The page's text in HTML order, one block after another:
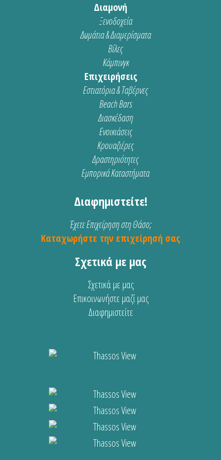
Διαμονή
Ξενοδοχεία
Δωμάτια & Διαμερίσματα
Βίλες
Κάμπινγκ
Επιχειρήσεις
Εστιατόρια & Ταβέρνες
Beach Bars
Διασκέδαση
Ενοικιάσεις
Κρουαζιέρες
Δραστηριότητες
Εμπορικά Καταστήματα
Διαφημιστείτε!
Έχετε Επιχείρηση στη Θάσο;
Καταχωρήστε την επιχείρησή σας
Σχετικά με μας
Σχετικά με μας
Επικοινωνήστε μαζί μας
Διαφημιστείτε